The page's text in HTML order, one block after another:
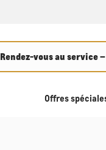
Rendez-vous au service
Offres